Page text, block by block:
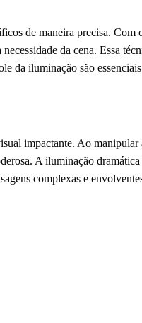
de maneira precisa. Com
da cena. Essa
da iluminação são
impactante. Ao manipular
A iluminação
complexas e